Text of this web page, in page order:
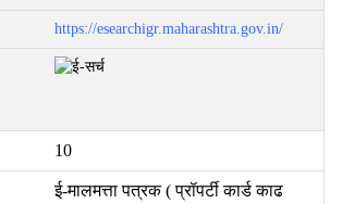
https://esearchigr.maharashtra.gov.in/
10
ई-मालमत्ता पत्रक( प्रॉपर्टी कार्ड काढ